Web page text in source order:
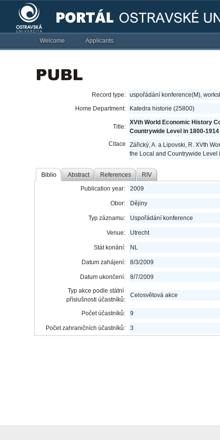
Welcome Applicants
Record type: uspořádání konference(M),
Home Department:
Katedra historie (25800)
Title:
XVth World Economic History
Countrywide Level in 1800-1914
Citace
Zářický, A. a Lipovski, R. XVth
the Local and Countrywide Level
Biblio Abstract References RIV
Publication year: 2009
Obor: Dějiny
Typ záznamu: Uspořádání konference
Venue: Utrecht
Stát konání: NL
Datum zahájení: 8/3/2009
Datum ukončení:
8/7/2009
Typ akce podle státní
příslušnosti účastníků:
Celosvětová akce
Počet účastníků: 9
Počet zahraničních účastníků: 3